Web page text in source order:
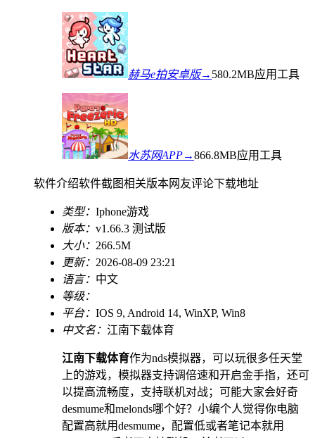
赫马e拍安卓版→ 580.2MB应用工具
水苏网APP→866.8MB应用工具
软件介绍软件截图相关版本网友评论下载地址
类型： Iphone游戏
版本： v1.66.3 测试版
大小： 266.5M
更新： 2026-08-09 23:21
语言： 中文
等级：
平台： IOS 9, Android 14, WinXP, Win8
中文名： 江南下载体育
江南下载体育作为nds模拟器，可以玩很多任天堂
上的游戏，模拟器支持调倍速和开启金手指，还可
以提高流畅度，支持联机对战；可能大家会好奇
desmume和melonds哪个好？小编个人觉得你电脑
配置高就用desmume，配置低或者笔记本就用